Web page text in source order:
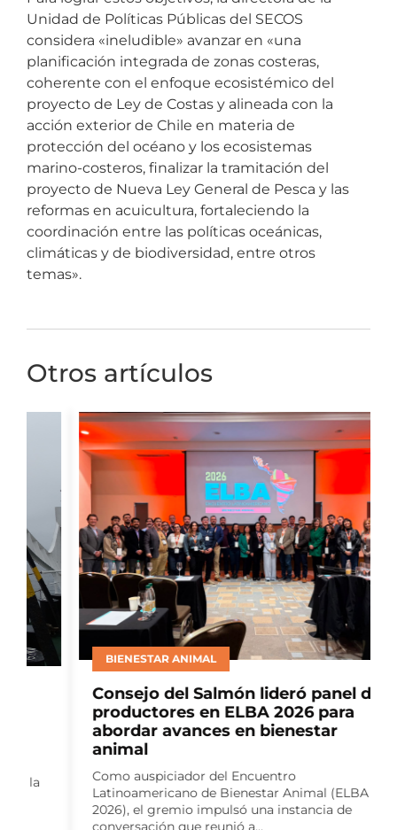
Unidad de Políticas Públicas del SECOS
considera «ineludible» avanzar en «una
planificación integrada de zonas costeras,
coherente con el enfoque ecosistémico del
proyecto de Ley de Costas y alineada con la
acción exterior de Chile en materia de
protección del océano y los ecosistemas
marino-costeros, finalizar la tramitación del
proyecto de Nueva Ley General de Pesca y las
reformas en acuicultura, fortaleciendo la
coordinación entre las políticas oceánicas,
climáticas y de biodiversidad, entre otros
temas».
Otros artículos
BIENESTAR ANIMAL
Consejo del Salmón lideró panel de
productores en ELBA 2026 para
abordar avances en bienestar
animal
Como auspiciador del Encuentro
Latinoamericano de Bienestar Animal (ELBA
2026), el gremio impulsó una instancia de